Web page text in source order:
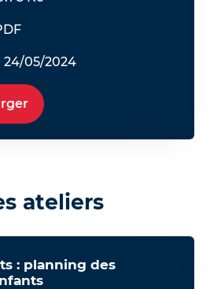
24/05/2024
ateliers
: planning des